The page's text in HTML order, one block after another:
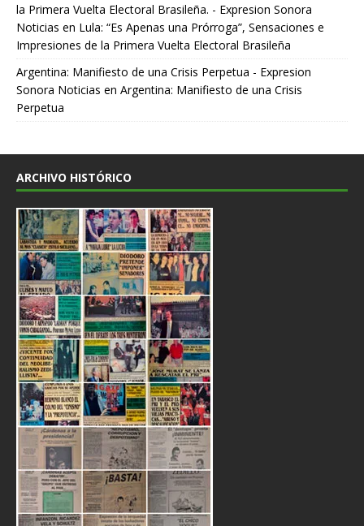
la Primera Vuelta Electoral Brasileña. - Expresion Sonora
Noticias en Lula: “Es Apenas una Prórroga”, Sensaciones e
Impresiones de la Primera Vuelta Electoral Brasileña
Argentina: Manifiesto de una Crisis Perpetua - Expresion
Sonora Noticias en Argentina: Manifiesto de una Crisis
Perpetua
ARCHIVO HISTÓRICO